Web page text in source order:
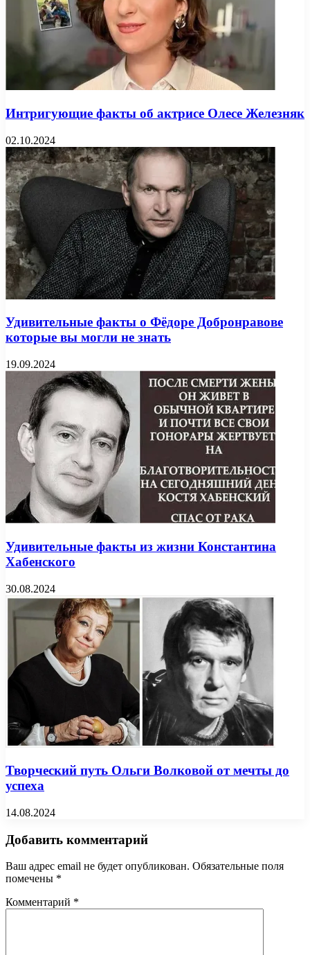
Интригующие факты об актрисе Олесе Железняк
02.10.2024
Удивительные факты о Фёдоре Добронравове
которые вы могли не знать
19.09.2024
Удивительные факты из жизни Константина
Хабенского
30.08.2024
Творческий путь Ольги Волковой от мечты до
успеха
14.08.2024
Добавить комментарий
Ваш адрес email не будет опубликован. Обязательные поля
помечены *
Комментарий *